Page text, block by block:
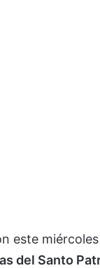
este
del Santo